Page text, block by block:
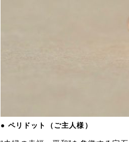
● ペリドット（ご主人様）